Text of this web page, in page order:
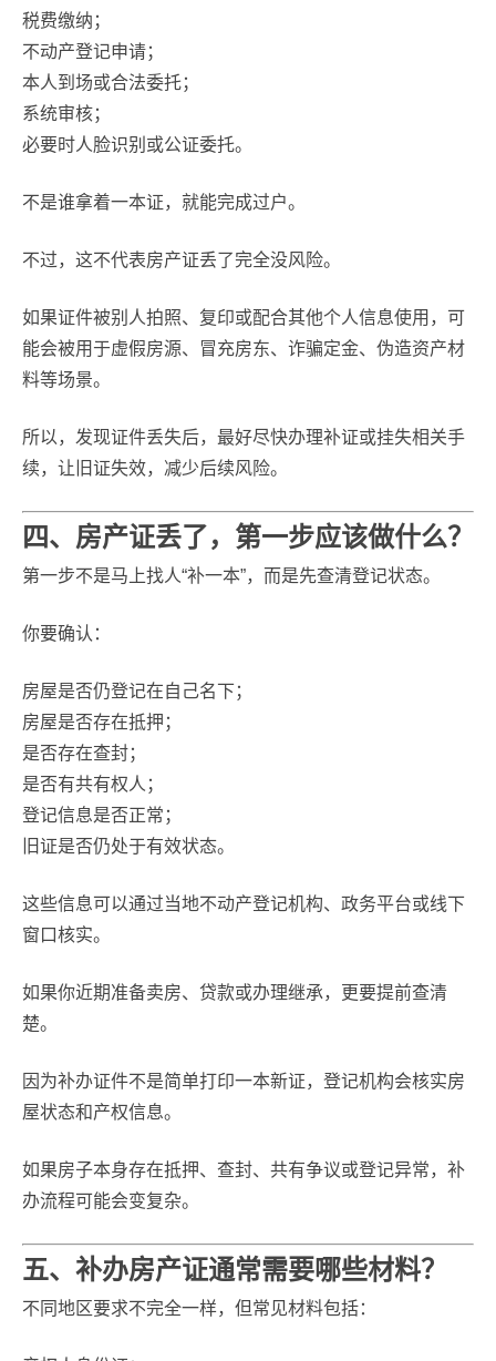
税费缴纳；
不动产登记申请；
本人到场或合法委托；
系统审核；
必要时人脸识别或公证委托。
不是谁拿着一本证，就能完成过户。
不过，这不代表房产证丢了完全没风险。
如果证件被别人拍照、复印或配合其他个人信息使用，可
能会被用于虚假房源、冒充房东、诈骗定金、伪造资产材
料等场景。
所以，发现证件丢失后，最好尽快办理补证或挂失相关手
续，让旧证失效，减少后续风险。
四、房产证丢了，第一步应该做什么？
第一步不是马上找人“补一本”，而是先查清登记状态。
你要确认：
房屋是否仍登记在自己名下；
房屋是否存在抵押；
是否存在查封；
是否有共有权人；
登记信息是否正常；
旧证是否仍处于有效状态。
这些信息可以通过当地不动产登记机构、政务平台或线下
窗口核实。
如果你近期准备卖房、贷款或办理继承，更要提前查清
楚。
因为补办证件不是简单打印一本新证，登记机构会核实房
屋状态和产权信息。
如果房子本身存在抵押、查封、共有争议或登记异常，补
办流程可能会变复杂。
五、补办房产证通常需要哪些材料？
不同地区要求不完全一样，但常见材料包括：